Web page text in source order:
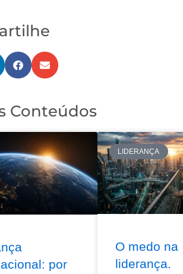
Conteúdos
por
LIDERANÇA
O medo na
liderança.